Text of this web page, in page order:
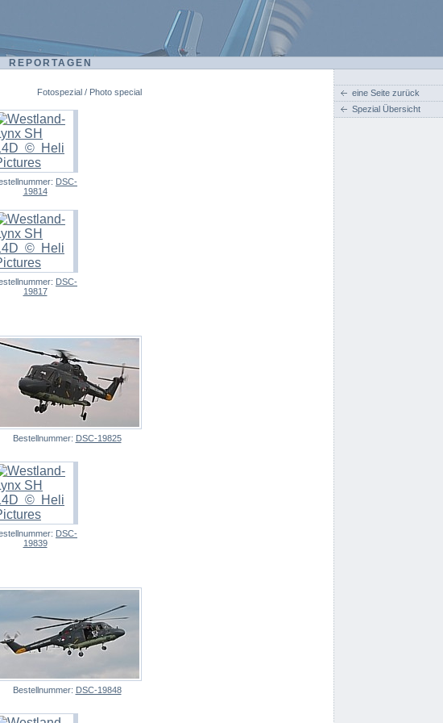
Fotospezial / Photo special
DSC-
19814
DSC-
19817
Bestellnummer: DSC-19825
DSC-
19839
Bestellnummer: DSC-19848
eine Seite zurück
Spezial Übersicht